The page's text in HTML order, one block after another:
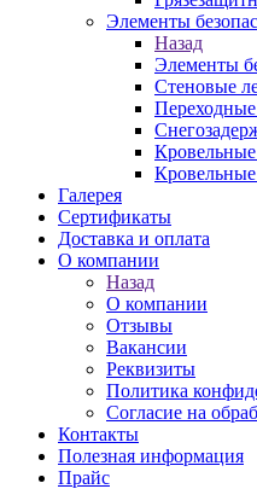
Элементы
Назад
Элементы
Стеновые
Галерея
Сертификаты
Доставка и оплата
О компании
Назад
О компании
Отзывы
Вакансии
Реквизиты
Политика
Согласие на
Контакты
Полезная информация
Прайс